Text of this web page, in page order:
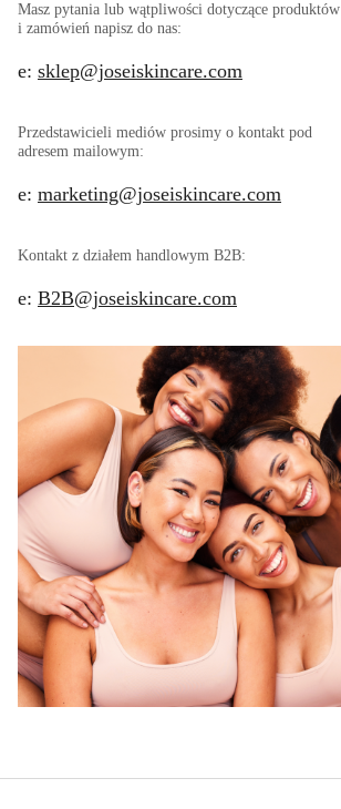
Masz pytania lub wątpliwości dotyczące produktów
i zamówień napisz do nas:
e: sklep@joseiskincare.com
Przedstawicieli mediów prosimy o kontakt pod
adresem mailowym:
e: marketing@joseiskincare.com
Kontakt z działem handlowym B2B:
e: B2B@joseiskincare.com